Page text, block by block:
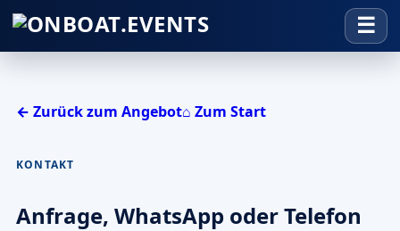
← Zurück zum Angebot⌂ Zum Start
KONTAKT
Anfrage, WhatsApp oder Telefon